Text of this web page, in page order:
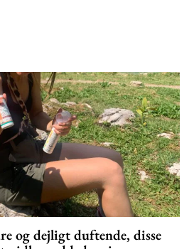
og dejligt duftende, disse